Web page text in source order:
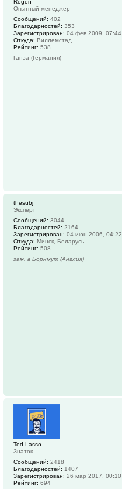
Regen
Опытный менеджер
Сообщений: 402
Благодарностей: 353
Зарегистрирован: 04 фев 2009, 07:44
Откуда: Виллемстад
Рейтинг: 538
Ганза (Германия)
thesubj
Эксперт
Сообщений: 3044
Благодарностей: 2164
Зарегистрирован: 04 июн 2006, 04:22
Откуда: Минск, Беларусь
Рейтинг: 508
зам. в Борнмут (Англия)
Ted Lasso
Знаток
Сообщений: 2418
Благодарностей: 1407
Зарегистрирован: 26 мар 2017, 00:10
Рейтинг: 694